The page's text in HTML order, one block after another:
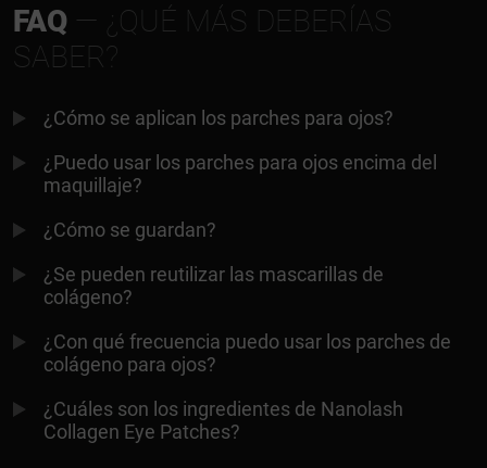
FAQ — ¿QUÉ MÁS DEBERÍAS
SABER?
¿Cómo se aplican los parches para ojos?
¿Puedo usar los parches para ojos encima del
maquillaje?
¿Cómo se guardan?
¿Se pueden reutilizar las mascarillas de
colágeno?
¿Con qué frecuencia puedo usar los parches de
colágeno para ojos?
¿Cuáles son los ingredientes de Nanolash
Collagen Eye Patches?